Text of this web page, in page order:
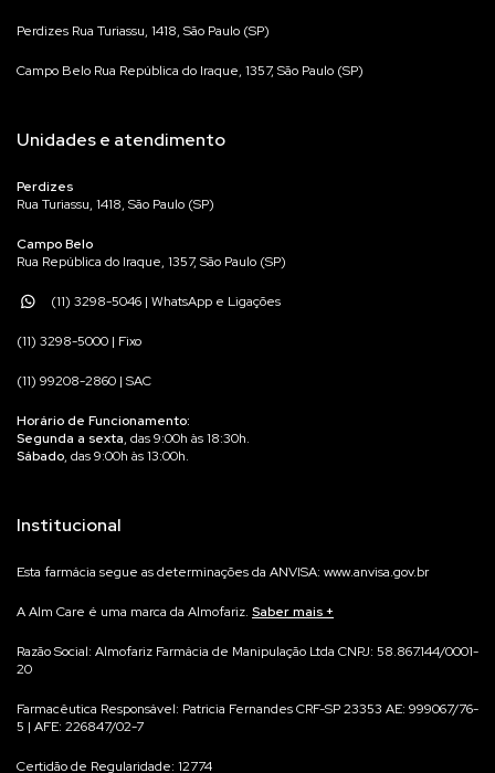
Perdizes Rua Turiassu, 1418, São Paulo (SP)
Campo Belo Rua República do Iraque, 1357, São Paulo (SP)
Unidades e atendimento
Perdizes
Rua Turiassu, 1418, São Paulo (SP)
Campo Belo
Rua República do Iraque, 1357, São Paulo (SP)
(11) 3298-5046 | WhatsApp e Ligações
(11) 3298-5000 | Fixo
(11) 99208-2860 | SAC
Horário de Funcionamento:
Segunda a sexta, das 9:00h às 18:30h.
Sábado, das 9:00h às 13:00h.
Institucional
Esta farmácia segue as determinações da ANVISA: www.anvisa.gov.br
A Alm Care é uma marca da Almofariz. Saber mais
Por isso, cada suplemento é manipulado para você, de forma individualizada,
Não trabalhamos com produtos prontos em estoque — cada fórmula é
Anvisa e após avaliação Farmacêutica do seu pedido.
Razão Social: Almofariz Farmácia de Manipulação Ltda CNPJ: 58.867.144/0001-
20
Farmacêutica Responsável: Patricia Fernandes CRF-SP 23353 AE: 999067/76-
5 | AFE: 226847/02-7
Certidão de Regularidade: 12774